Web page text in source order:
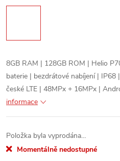
8GB RAM | 128GB ROM | Helio
baterie | bezdrátové nabíjení |
české LTE | 48MPx + 16MPx |
informace
Položka byla vyprodána…
Momentálně nedostupné